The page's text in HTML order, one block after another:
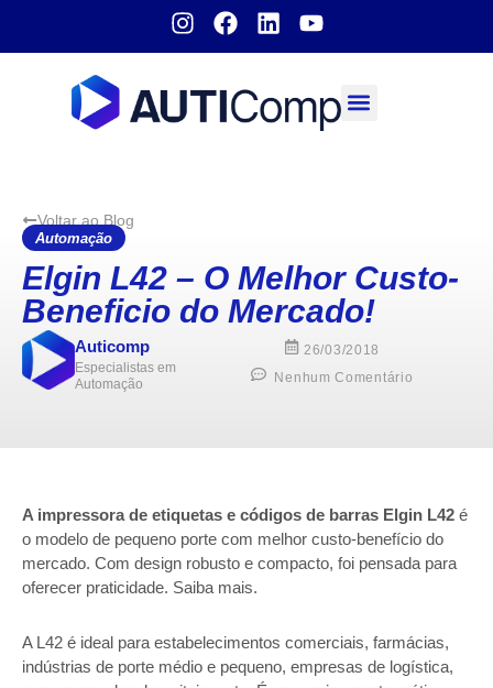
Voltar ao Blog
Automação
Elgin L42 – O Melhor Custo-
Beneficio do Mercado!
Auticomp
Especialistas em
Automação
26/03/2018
Nenhum Comentário
A impressora de etiquetas e códigos de barras Elgin L42 é
o modelo de pequeno porte com melhor custo-benefício do
mercado. Com design robusto e compacto, foi pensada para
oferecer praticidade. Saiba mais.
A L42 é ideal para estabelecimentos comerciais, farmácias,
indústrias de porte médio e pequeno, empresas de logística,